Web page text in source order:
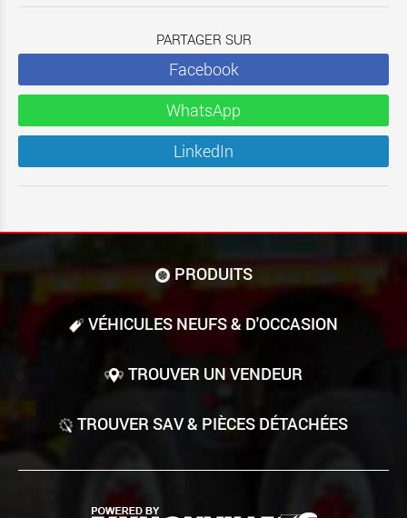
PARTAGER SUR
Facebook
WhatsApp
LinkedIn
PRODUITS
VÉHICULES NEUFS & D'OCCASION
TROUVER UN VENDEUR
TROUVER SAV & PIÈCES DÉTACHÉES